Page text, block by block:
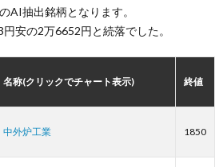
AI抽出銘柄となります。
安の2万6652円と続落でした。
名称(クリックでチャート表示) 終値
中外炉工業 1850